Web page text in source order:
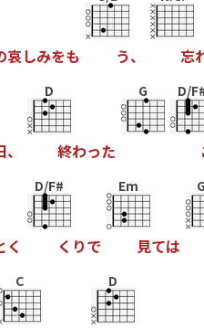
哀しみをも う、 忘
、
D
終わった
G D/
く
D/F#
く りで
Em
見ては
C D